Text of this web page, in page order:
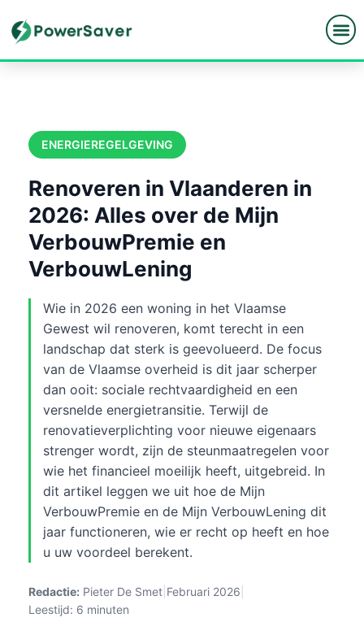
naar
inhoud
ENERGIEREGELGEVING
Renoveren in Vlaanderen in
2026: Alles over de Mijn
VerbouwPremie en
VerbouwLening
Wie in 2026 een woning in het Vlaamse
Gewest wil renoveren, komt terecht in een
landschap dat sterk is geevolueerd. De focus
van de Vlaamse overheid is dit jaar scherper
dan ooit: sociale rechtvaardigheid en een
versnelde energietransitie. Terwijl de
renovatieverplichting voor nieuwe eigenaars
strenger wordt, zijn de steunmaatregelen voor
wie het financieel moeilijk heeft, uitgebreid. In
dit artikel leggen we uit hoe de Mijn
VerbouwPremie en de Mijn VerbouwLening dit
jaar functioneren, wie er recht op heeft en hoe
u uw voordeel berekent.
Redactie: Pieter De Smet Februari 2026
Leestijd: 6 minuten